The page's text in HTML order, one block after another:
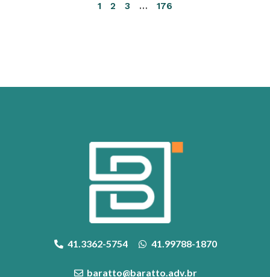
1 2 3 … 176
41.3362-5754 41.99788-1870
baratto@baratto.adv.br